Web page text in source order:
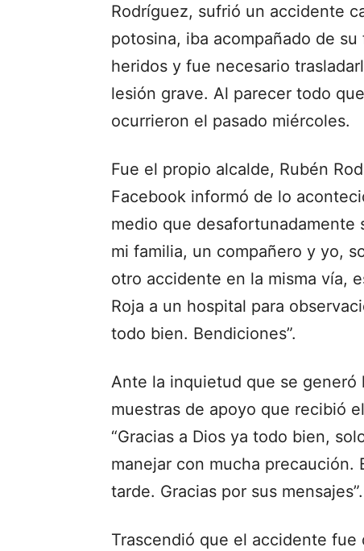
Rodríguez, sufrió un accidente
potosina, iba acompañado de
heridos y fue necesario
lesión grave. Al parecer todo
ocurrieron el pasado miércoles.
Fue el propio alcalde, Rubén
Facebook informó de lo
medio que
mi familia, un compañero y yo,
otro accidente en la misma vía,
Roja a un hospital para
todo bien. Bendiciones”.
Ante la inquietud que se
muestras de apoyo que recibió
“Gracias a Dios ya todo bien,
manejar con mucha precaución.
tarde. Gracias por sus mensajes”.
Trascendió que el accidente